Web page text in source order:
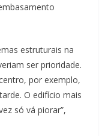
estruturais na
ser prioridade.
por exemplo,
O edifício mais
só vá piorar”,